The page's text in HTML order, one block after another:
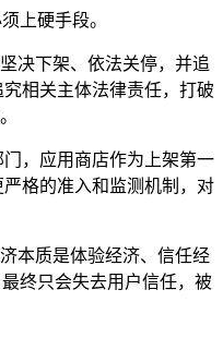
上硬手段。
决下架、依法关停，并追
相关主体法律责任，打破
，应用商店作为上架第一
格的准入和监测机制，对
本质是体验经济、信任经
终只会失去用户信任，被